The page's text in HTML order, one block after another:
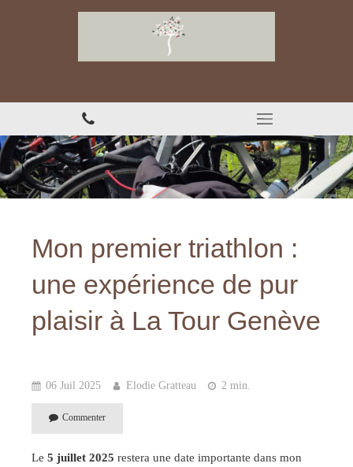
Mon premier triathlon :
une expérience de pur
plaisir à La Tour Genève
06 Juil 2025 Elodie Gratteau 2 min.
Commenter
Le 5 juillet 2025 restera une date importante dans mon